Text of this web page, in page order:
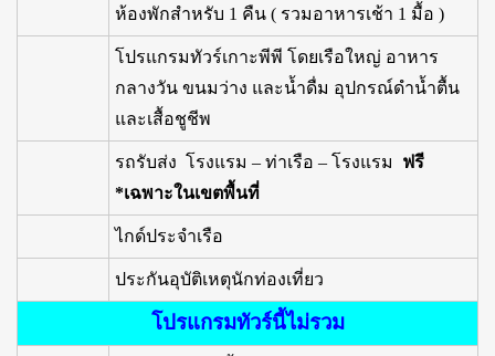
ห้องพักสำหรับ 1 คืน ( รวมอาหารเช้า 1 มื้อ )
โปรแกรมทัวร์เกาะพีพี โดยเรือใหญ่ อาหาร
กลางวัน ขนมว่าง และน้ำดื่ม อุปกรณ์ดำน้ำตื้น
และเสื้อชูชีพ
รถรับส่ง โรงแรม – ท่าเรือ – โรงแรม ฟรี
*เฉพาะในเขตพื้นที่
ไกด์ประจำเรือ
ประกันอุบัติเหตุนักท่องเที่ยว
โปรแกรมทัวร์นี้ไม่รวม